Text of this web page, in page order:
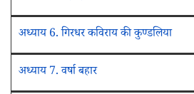
अध्याय 6. गिरधर कविराय की कुण्डलिया
अध्याय 7. वर्षा बहार